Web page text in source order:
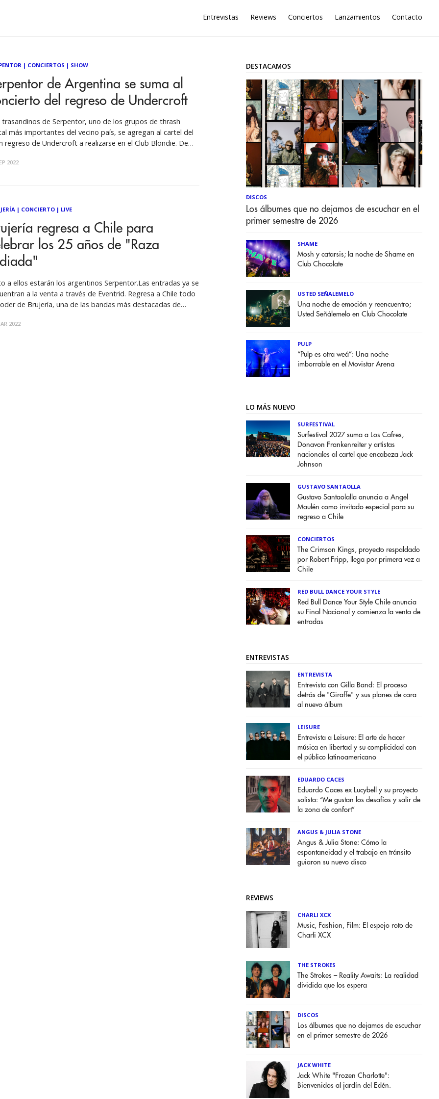
Entrevistas Reviews Conciertos Lanzamientos Contacto
| CONCIERTOS | SHOW
de Argentina se suma al
del regreso de Undercroft
trasandinos de Serpentor, uno de los grupos de thrash
más importantes del vecino país, se agregan al cartel del
regreso de Undercroft a realizarse en el Club Blondie. De
de Chile, uniendo a cuatro agrupaciones
2022
| CONCIERTO| LIVE
regresa a Chile para
los 25 años de "Raza
a ellos estarán los argentinos Serpentor.Las entradas ya se
a la venta a través de Eventrid. Regresa a Chile todo
de Brujería, una de las bandas más destacadas de
disco “Raza Odiada”
2022
DESTACAMOS
DISCOS
Los álbumes que no dejamos de escuchar en el
primer semestre de 2026
SHAME
Mosh y catarsis; la noche de Shame en
Club Chocolate
USTED SEÑALEMELO
Una noche de emoción y reencuentro;
Usted Señálemelo en Club Chocolate
PULP
“Pulp es otra weá”: Una noche
imborrable en el Movistar Arena
LO MÁS NUEVO
SURFESTIVAL
Surfestival 2027 suma a Los Cafres,
Donavon Frankenreiter y artistas
nacionales al cartel que encabeza Jack
Johnson
GUSTAVO SANTAOLLA
Gustavo Santaolalla anuncia a Angel
Maulén como invitado especial para su
regreso a Chile
CONCIERTOS
The Crimson Kings, proyecto respaldado
por Robert Fripp, llega por primera vez a
Chile
RED BULL DANCE YOUR STYLE
Red Bull Dance Your Style Chile anuncia
su Final Nacional y comienza la venta de
entradas
ENTREVISTAS
ENTREVISTA
Entrevista con Gilla Band: El proceso
detrás de "Giraffe" y sus planes de cara
al nuevo álbum
LEISURE
Entrevista a Leisure: El arte de hacer
música en libertad y su complicidad con
el público latinoamericano
EDUARDO CACES
Eduardo Caces ex Lucybell y su proyecto
solista: “Me gustan los desafíos y salir de
la zona de confort”
ANGUS & JULIA STONE
Angus & Julia Stone: Cómo la
espontaneidad y el trabajo en tránsito
guiaron su nuevo disco
REVIEWS
CHARLI XCX
Music, Fashion, Film: El espejo roto de
Charli XCX
THE STROKES
The Strokes – Reality Awaits: La realidad
dividida que los espera
DISCOS
Los álbumes que no dejamos de escuchar
en el primer semestre de 2026
JACK WHITE
Jack White "Frozen Charlotte":
Bienvenidos al jardín del Edén.